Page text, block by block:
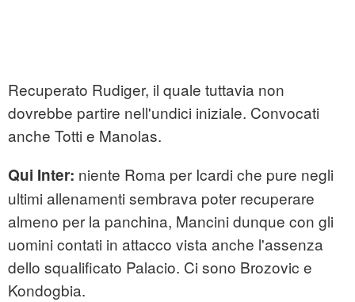
Recuperato Rudiger, il quale tuttavia non
dovrebbe partire nell'undici iniziale. Convocati
anche Totti e Manolas.
Qui Inter: niente Roma per Icardi che pure negli
ultimi allenamenti sembrava poter recuperare
almeno per la panchina, Mancini dunque con gli
uomini contati in attacco vista anche l'assenza
dello squalificato Palacio. Ci sono Brozovic e
Kondogbia.